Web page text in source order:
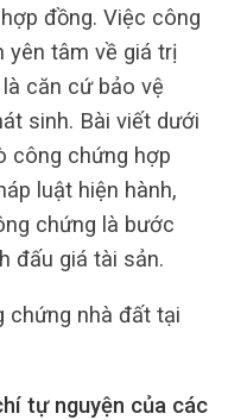
đồng. Việc công
yên tâm về giá trị
căn cứ bảo vệ
sinh. Bài viết dưới
công chứng hợp
luật hiện hành,
chứng là bước
đấu giá tài sản.
chứng nhà đất tại
tự nguyện của các